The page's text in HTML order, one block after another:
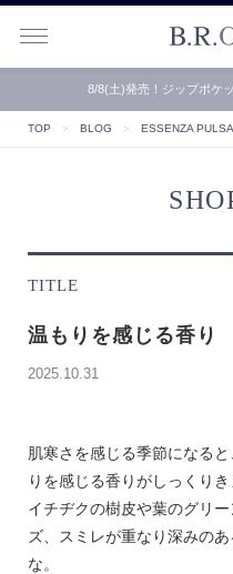
8/8(土)発売！ジップポケ
TOP ＞ BLOG ＞ ESSENZA
TITLE
温もりを感じる香り
2025.10.31
肌寒さを感じる季節になる
りを感じる香りがしっくりき
イチヂクの樹皮や葉のグリ
ズ、スミレが重なり深みの
な。